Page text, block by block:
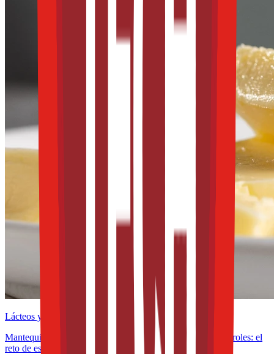
Lácteos y derivados
Mantequillas y untables funcionales con omega-3 y fitoesteroles: el
reto de estabilidad frente a la oxidación